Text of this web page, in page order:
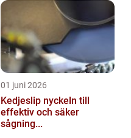
01 juni 2026
Kedjeslip nyckeln till
effektiv och säker
sågning...